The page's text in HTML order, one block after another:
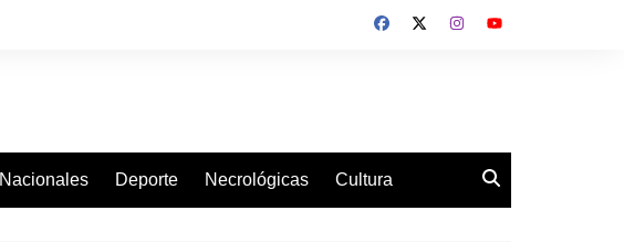
Nacionales Deporte Necrológicas Cultura